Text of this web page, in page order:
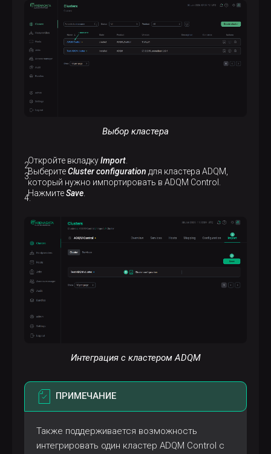
Выбор кластера
Откройте вкладкуImport
ВыберитеCluster configuration для кластера ADQM,
который нужно импортировать в ADQM Control.
НажмитеSave
Интеграция с кластером ADQM
ПРИМЕЧАНИЕ
Также поддерживается возможность
интегрировать один кластер ADQM Control с